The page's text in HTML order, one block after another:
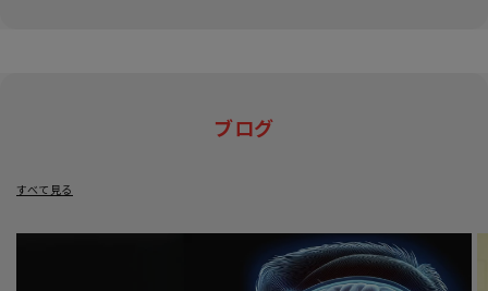
ブログ
すべて見る